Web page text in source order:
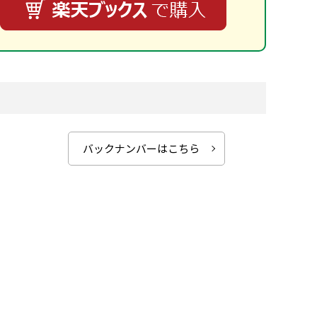
バックナンバーはこちら